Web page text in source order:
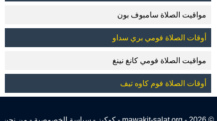
مواقيت الصلاة سامبوف بون
أوقات الصلاة فومي بري سداو
مواقيت الصلاة فومي كانغ نينغ
أوقات الصلاة فوم كاوه تيف